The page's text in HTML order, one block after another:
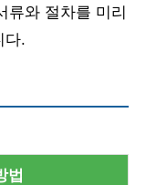
류와 절차를 미리
다.
법